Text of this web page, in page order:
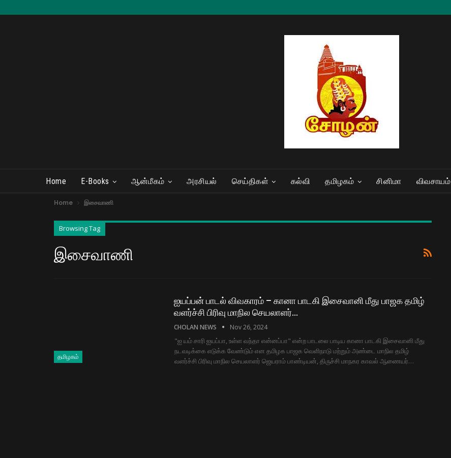
Home E-Books ஆன்மீகம் அரசியல் செய்திகள் கல்வி தமிழகம் சினிமா விவசாயம்
Home இசைவாணி
Browsing Tag
இசைவாணி
தமிழகம்
ஐயப்பன் பாடல் விவகாரம் – கானா பாடகி இசைவானி மீது பாஜக தமிழ்
வளர்ச்சி பிரிவு மாநில செயலாளர்…
CHOLAN NEWS Nov 26, 2024
"ஐ யம் சாரி ஐயப்பா, உள்ள வந்தா என்னப்பா" என்ற பாடலை பாடிய கானா பாடகி இசைவானி மீது
நடவடிக்கை எடுக்க வேண்டும் என தமிழக பாஜக வெளிநாடு மற்றும் அண்டை மாநில தமிழ்
வளர்ச்சி பிரிவு மாநில செயலாளர் ஜெயராம் பாண்டியன், திருச்சி மாநகர காவல் ஆணையர்…